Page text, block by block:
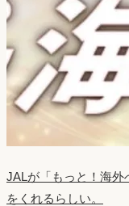
JALが「もっと！海外
をくれるらしい。